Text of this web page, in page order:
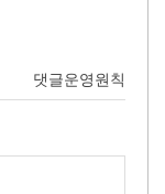
댓글운영원칙